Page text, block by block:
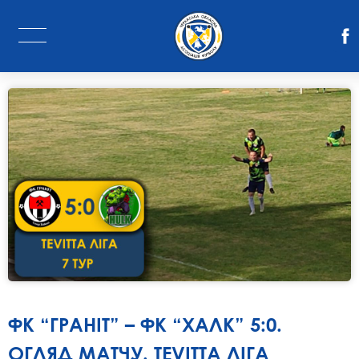
ФК “ГРАНІТ” – ФК “ХАЛК” 5:0.
ОГЛЯД МАТЧУ. TEVITTA ЛІГА